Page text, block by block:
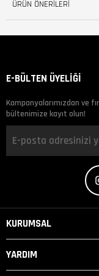
ÜRÜN ÖNERILERI
E-BÜLTEN ÜYELİĞİ
Kampanyalarımızdan ve
bültenimize kayıt olun!
KURUMSAL
YARDIM